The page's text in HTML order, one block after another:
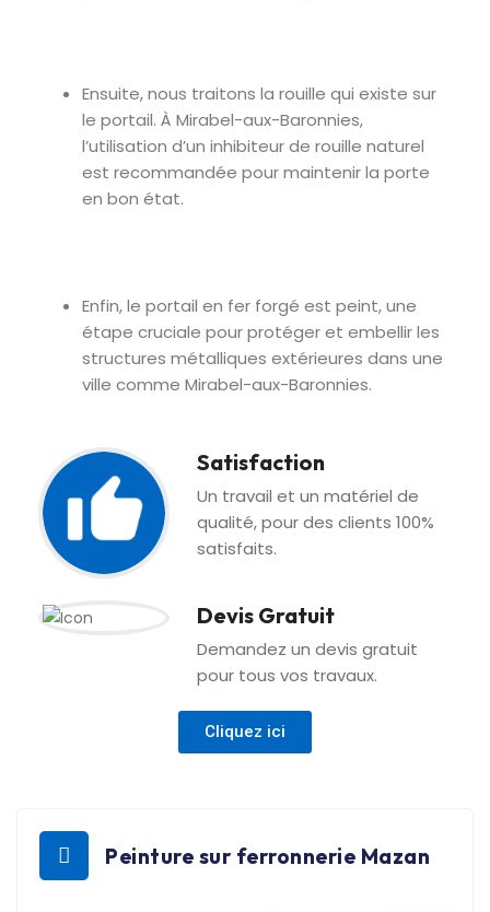
Ensuite, nous traitons la rouille qui existe sur
le portail. À Mirabel-aux-Baronnies,
l’utilisation d’un inhibiteur de rouille naturel
est recommandée pour maintenir la porte
en bon état.
Enfin, le portail en fer forgé est peint, une
étape cruciale pour protéger et embellir les
structures métalliques extérieures dans une
ville comme Mirabel-aux-Baronnies.
Satisfaction
Un travail et un matériel de
qualité, pour des clients 100%
satisfaits.
Devis Gratuit
Demandez un devis gratuit
pour tous vos travaux.
Cliquez ici
Peinture sur ferronnerie Mazan